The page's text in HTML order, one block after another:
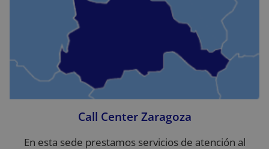
Call Center Zaragoza
En esta sede prestamos servicios de atención al